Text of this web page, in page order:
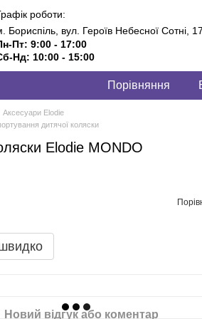
роботи:
Бориспіль, вул. Героїв Небесної Сотні, 17
Пт: 9:00 - 17:00
Нд: 10:00 - 15:00
Порівняння
Аксесуари Elodie
дитячої коляски
Elodie MONDO
Новий відгук або коментар